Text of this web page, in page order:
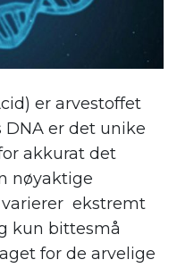
er arvestoffet
DNA er det unike
akkurat det
nøyaktige
ekstremt
kun bittesmå
for de arvelige